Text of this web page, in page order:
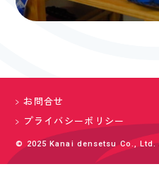
お問合せ
プライバシーポリシー
© 2025 Kanai densetsu Co.,